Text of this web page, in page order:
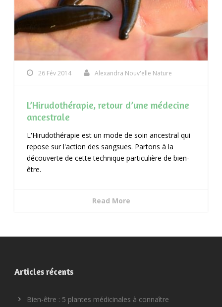
26 Fév 2014 Alexandra Nouv'elle Nature
L’Hirudothérapie, retour d’une médecine
ancestrale
L'Hirudothérapie est un mode de soin ancestral qui
repose sur l'action des sangsues. Partons à la
découverte de cette technique particulière de bien-
être.
Read More
Articles récents
Bien-être : 5 plantes médicinales à connaître